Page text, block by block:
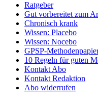
Ratgeber
Gut vorbereitet zum
Chronisch krank
Wissen: Placebo
Wissen: Nocebo
GPSP-
10 Regeln für guten
Kontakt Abo
Kontakt Redaktion
Abo widerrufen